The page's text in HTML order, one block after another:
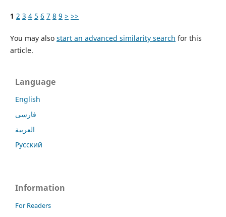
1 2 3 4 5 6 7 8 9 > >>
You may also start an advanced similarity search for this
article.
Language
English
فارسی
العربية
Русский
Information
For Readers